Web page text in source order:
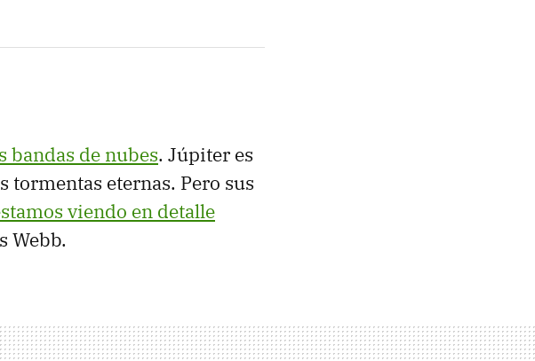
bandas de nubes. Júpiter es
tormentas eternas. Pero sus
viendo en detalle
Webb.